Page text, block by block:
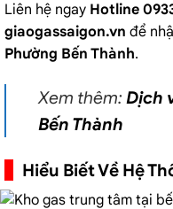
Liên hệ ngay Hotline
giaogassaigon.vn để
Phường Bến Thành.
Xem thêm: Dịch
Bến Thành
Hiểu Biết Về Hệ